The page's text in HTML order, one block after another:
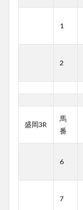
1
2
盛岡3R
馬
番
6
7